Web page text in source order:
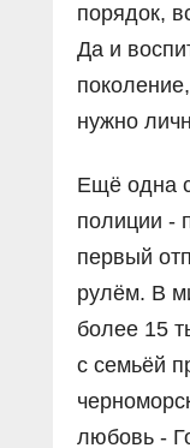
порядок,
Да и
нужно
Ещё одна
полиции -
первый
рулём. В
более 15
с семьёй
любовь -